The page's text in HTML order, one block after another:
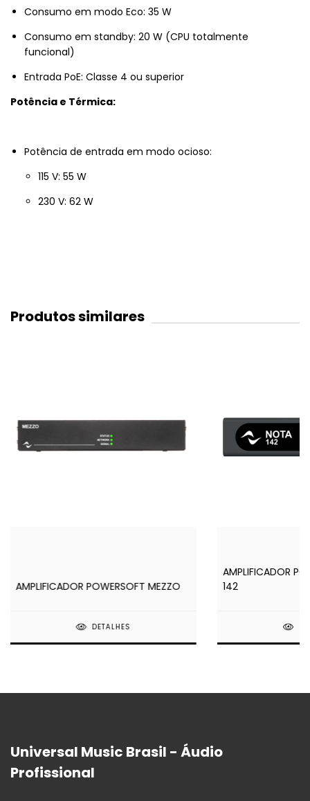
Consumo em modo Eco: 35 W
Consumo em standby: 20 W (CPU totalmente
funcional)
Entrada PoE: Classe 4 ou superior
Potência e Térmica:
Potência de entrada em modo ocioso:
115 V: 55 W
230 V: 62 W
Produtos similares
AMPLIFICADOR POWERSOFT MEZZO
DETALHES
AMPLIFICADOR
142
Universal Music Brasil - Áudio
Profissional